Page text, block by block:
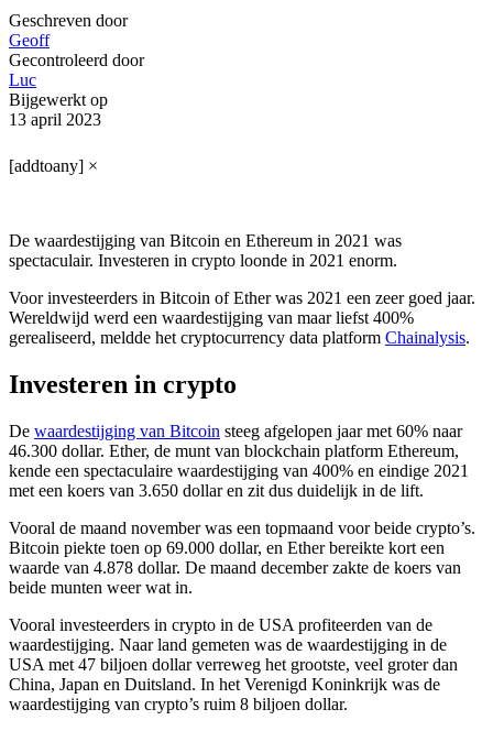
Geschreven door
Geoff
Gecontroleerd door
Luc
Bijgewerkt op
13 april 2023
[addtoany] ×
De waardestijging van Bitcoin en Ethereum in 2021 was
spectaculair. Investeren in crypto loonde in 2021 enorm.
Voor investeerders in Bitcoin of Ether was 2021 een zeer goed jaar.
Wereldwijd werd een waardestijging van maar liefst 400%
gerealiseerd, meldde het cryptocurrency data platform Chainalysis.
Investeren in crypto
De waardestijging van Bitcoin steeg afgelopen jaar met 60% naar
46.300 dollar. Ether, de munt van blockchain platform Ethereum,
kende een spectaculaire waardestijging van 400% en eindige 2021
met een koers van 3.650 dollar en zit dus duidelijk in de lift.
Vooral de maand november was een topmaand voor beide crypto’s.
Bitcoin piekte toen op 69.000 dollar, en Ether bereikte kort een
waarde van 4.878 dollar. De maand december zakte de koers van
beide munten weer wat in.
Vooral investeerders in crypto in de USA profiteerden van de
waardestijging. Naar land gemeten was de waardestijging in de
USA met 47 biljoen dollar verreweg het grootste, veel groter dan
China, Japan en Duitsland. In het Verenigd Koninkrijk was de
waardestijging van crypto’s ruim 8 biljoen dollar.